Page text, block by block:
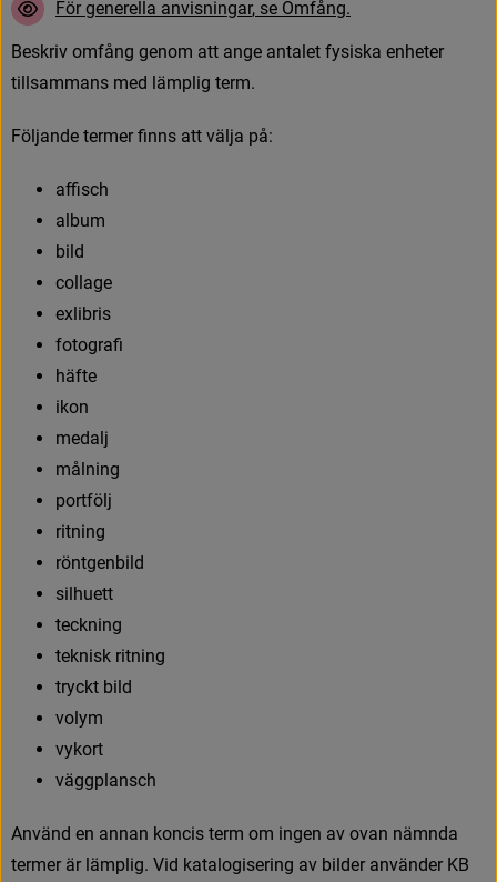
För genere a anvisningar, se Omfång.
Beskriv omfång genom att ange antalet fysiska enheter
tillsammans med lämplig term.
Följande termer fnns att välja på:
afsch
album
bild
collage
exlibris
fotograf
häfte
ikon
medalj
målning
portfölj
ritning
röntgenbild
silhuett
teckning
teknisk ritning
tryckt bild
volym
vykort
väggplansch
Använd en annan koncis term om ingen av ovan nämnda
termer är lämplig. Vid katalogisering av bilder använder KB